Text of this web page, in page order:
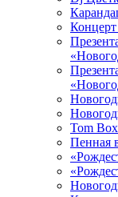
Tom
Пенная